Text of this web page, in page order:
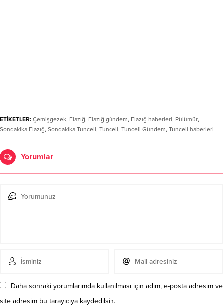
ETİKETLER: Çemişgezek, Elazığ, Elazığ gündem, Elazığ haberleri, Pülümür,
Sondakika Elazığ, Sondakika Tunceli, Tunceli, Tunceli Gündem, Tunceli haberleri
Yorumlar
Daha sonraki yorumlarımda kullanılması için adım, e-posta adresim ve
site adresim bu tarayıcıya kaydedilsin.